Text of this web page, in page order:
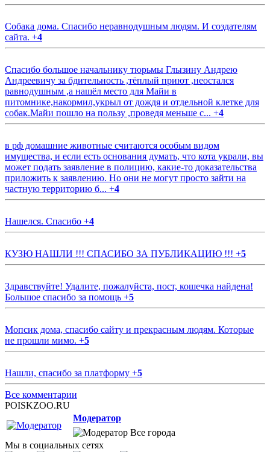
Собака дома. Спасибо неравнодушным людям. И создателям
сайта. +4
Спасибо большое начальнику тюрьмы Глызину Андрею
Андреевичу за бдительность ,тёплый приют ,неостался
равнодушным ,а нашёл место для Майи в
питомнике,накормил,укрыл от дождя и отдельной клетке для
собак.Майи пошло на пользу ,проведя меньше с... +4
в рф домашние животные считаются особым видом
имущества, и если есть основания думать, что кота украли, вы
может подать заявление в полицию, какие-то доказательства
приложить к заявлению. Но они не могут просто зайти на
частную территорию б... +4
Нашелся. Спасибо +4
КУЗЮ НАШЛИ !!! СПАСИБО ЗА ПУБЛИКАЦИЮ !!! +5
Здравствуйте! Удалите, пожалуйста, пост, кошечка найдена!
Большое спасибо за помощь +5
Мопсик дома, спасибо сайту и прекрасным людям. Которые
не прошли мимо. +5
Нашли, спасибо за платформу +5
Все комментарии
POISKZOO.RU
Модератор
Все города
Мы в социальных сетях